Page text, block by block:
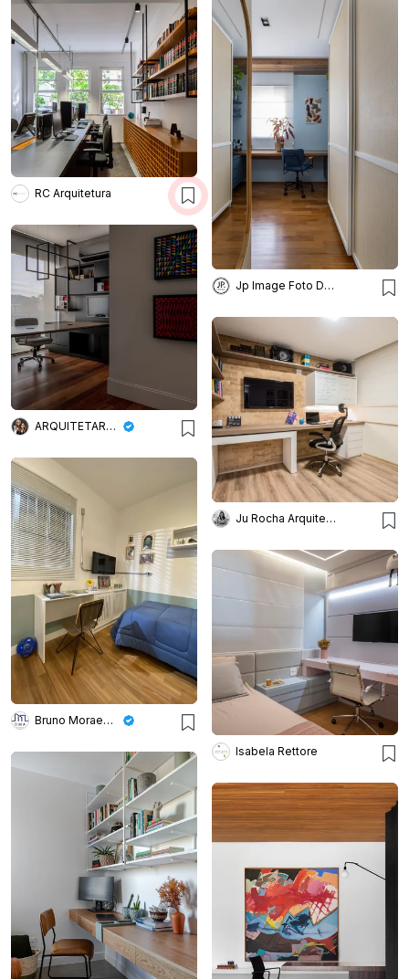
RC Arquitetura
Jp Image Foto Design
ARQUITETARE POR ELAINE ZANON & CLAUDIA MACHADO
Ju Rocha Arquitetura | Interiores
Bruno Moraes Arquitetura
Isabela Rettore